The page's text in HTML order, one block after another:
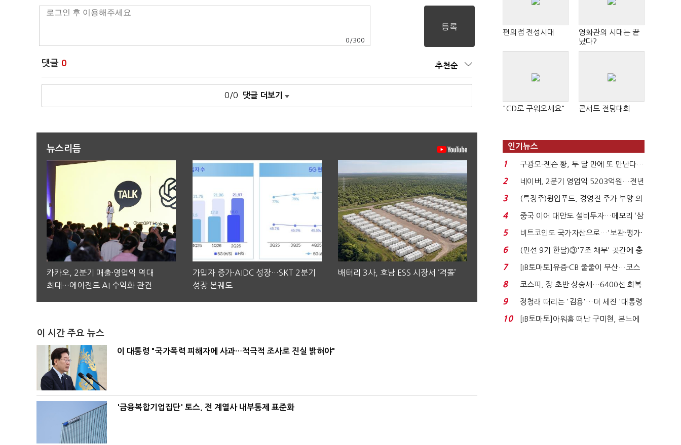
0 /300
댓글 0 추천순
0/0 댓글 더보기
뉴스리듬
카카오, 2분기 매출·영업익 역대
최대…에이전트 AI 수익화 관건
가입자 증가·AIDC 성장…SKT 2분기
성장 본궤도
배터리 3사, 호남 ESS 시장서 ‘격돌’
이 시간 주요 뉴스
이 대통령 "국가폭력 피해자에 사과…적극적 조사로 진실 밝혀야"
'금융복합기업집단' 토스, 전 계열사 내부통제 표준화
편의점 전성시대
영화관의 시대는 끝
났다?
"CD로 구워오세요" 콘서트 전당대회
인기뉴스
1
구광모-젠슨 황, 두 달 만에 또 만난다…
로봇·AI 등 논...
2
네이버, 2분기 영업익 5203억원…전년
비 0.2% 감소...
3
(특징주)윙입푸드, 경영진 주가 부양 의
지에 상한가...
4
중국 이어 대만도 설비투자…메모리 ‘삼
국전쟁’
5
비트코인도 국가자산으로…'보관·평가·
처분' 기준은 ...
6
(민선 9기 한달)③'7조 채무' 곳간에 충
격…추미애, 20년...
7
[IB토마토]유증·CB 줄줄이 무산…코스
닥 벌점 급증에 ...
8
코스피, 장 초반 상승세…6400선 회복
시도
9
정청래 때리는 '김용'…더 세진 '대통령
최측근' 입...
10
[IB토마토]아워홈 떠난 구미현, 본느에